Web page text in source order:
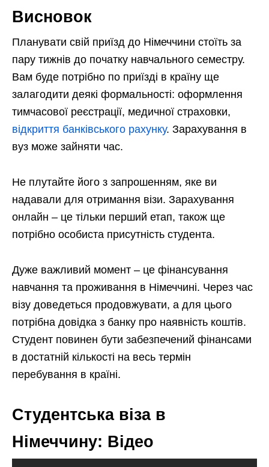
Висновок
Планувати свій приїзд до Німеччини стоїть за
пару тижнів до початку навчального семестру.
Вам буде потрібно по приїзді в країну ще
залагодити деякі формальності: оформлення
тимчасової реєстрації, медичної страховки,
відкриття банківського рахунку. Зарахування в
вуз може зайняти час.
Не плутайте його з запрошенням, яке ви
надавали для отримання візи. Зарахування
онлайн – це тільки перший етап, також ще
потрібно особиста присутність студента.
Дуже важливий момент – це фінансування
навчання та проживання в Німеччині. Через час
візу доведеться продовжувати, а для цього
потрібна довідка з банку про наявність коштів.
Студент повинен бути забезпечений фінансами
в достатній кількості на весь термін
перебування в країні.
Студентська віза в
Німеччину: Відео